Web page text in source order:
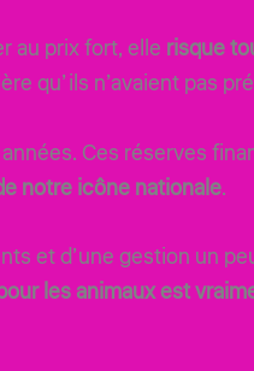
au prix fort, elle risque
qu’ils n’avaient pas
Ces réserves
notre icône nationale.
et d’une gestion un
les animaux est